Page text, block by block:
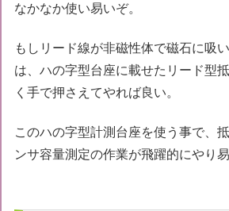
なかなか使い易いぞ。
もしリード線が非磁性体で磁石に吸
は、ハの字型台座に載せたリード型
く手で押さえてやれば良い。
このハの字型計測台座を使う事で、
ンサ容量測定の作業が飛躍的にやり